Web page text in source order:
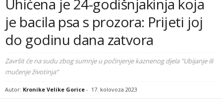
Uhićena je 24-godišnjakinja koja
je bacila psa s prozora: Prijeti joj
do godinu dana zatvora
Završit će na sudu zbog sumnje u počinjenje kaznenog djela "Ubijanje ili
mučenje životinja“
Autor: Kronike Velike Gorice - 17. kolovoza 2023